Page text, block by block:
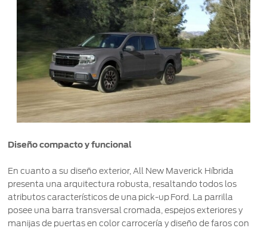
Diseño compacto y funcional
En cuanto a su diseño exterior, All New Maverick Híbrida
presenta una arquitectura robusta, resaltando todos los
atributos característicos de una pick-up Ford. La parrilla
posee una barra transversal cromada, espejos exteriores y
manijas de puertas en color carrocería y diseño de faros con